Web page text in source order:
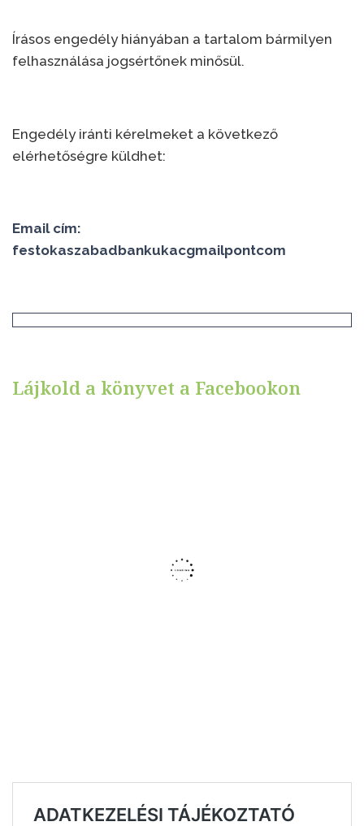
Írásos engedély hiányában a tartalom bármilyen
felhasználása jogsértőnek minősül.
Engedély iránti kérelmeket a következő
elérhetőségre küldhet:
Email cím:
festokaszabadbankukacgmailpontcom
Lájkold a könyvet a Facebookon